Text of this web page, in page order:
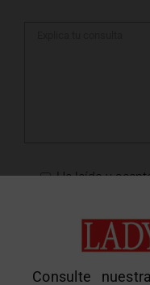
He leído y
Consulte